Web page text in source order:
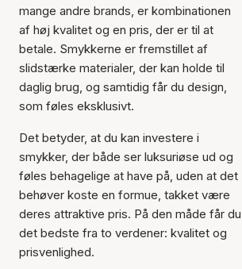
mange andre brands, er kombinationen
af høj kvalitet og en pris, der er til at
betale. Smykkerne er fremstillet af
slidstærke materialer, der kan holde til
daglig brug, og samtidig får du design,
som føles eksklusivt.
Det betyder, at du kan investere i
smykker, der både ser luksuriøse ud og
føles behagelige at have på, uden at det
behøver koste en formue, takket være
deres attraktive pris. På den måde får du
det bedste fra to verdener: kvalitet og
prisvenlighed.